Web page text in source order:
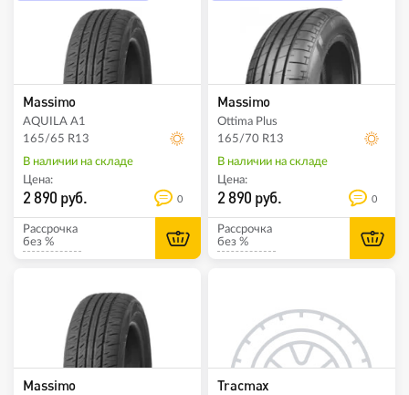
Massimo
AQUILA A1
165/65 R13
В наличии на складе
Цена:
2 890 руб. 0
Рассрочка
без %
Massimo
Ottima Plus
165/70 R13
В наличии на складе
Цена:
2 890 руб. 0
Рассрочка
без %
Massimo Tracmax